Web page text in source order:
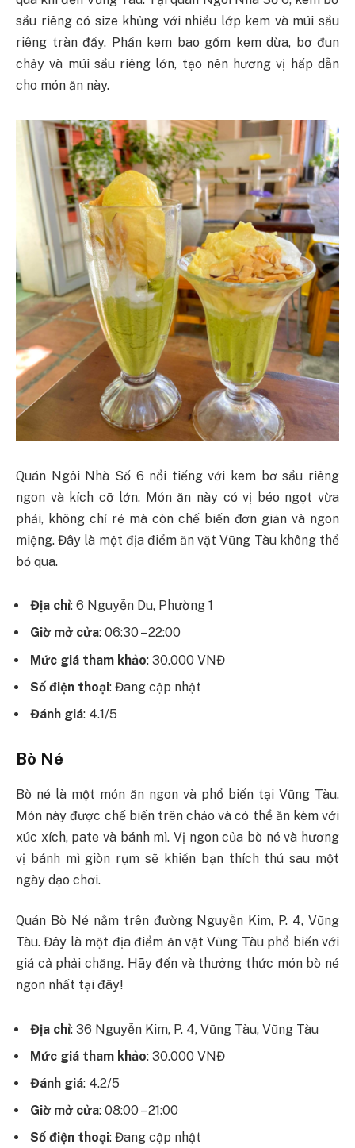
sầu riêng có size khủng với nhiều lớp kem và múi sầu
riêng tràn đầy. Phần kem bao gồm kem dừa, bơ đun
chảy và múi sầu riêng lớn, tạo nên hương vị hấp dẫn
cho món ăn này.
Quán Ngôi Nhà Số 6 nổi tiếng với kem bơ sầu riêng
ngon và kích cỡ lớn. Món ăn này có vị béo ngọt vừa
phải, không chỉ rẻ mà còn chế biến đơn giản và ngon
miệng. Đây là một địa điểm ăn vặt Vũng Tàu không thể
bỏ qua.
Địa chỉ: 6 Nguyễn Du, Phường 1
Giờ mở cửa: 06:30 – 22:00
Mức giá tham khảo: 30.000 VNĐ
Số điện thoại: Đang cập nhật
Đánh giá: 4.1/5
Bò Né
Bò né là một món ăn ngon và phổ biến tại Vũng Tàu.
Món này được chế biến trên chảo và có thể ăn kèm với
xúc xích, pate và bánh mì. Vị ngon của bò né và hương
vị bánh mì giòn rụm sẽ khiến bạn thích thú sau một
ngày dạo chơi.
Quán Bò Né nằm trên đường Nguyễn Kim, P. 4, Vũng
Tàu. Đây là một địa điểm ăn vặt Vũng Tàu phổ biến với
giá cả phải chăng. Hãy đến và thưởng thức món bò né
ngon nhất tại đây!
Địa chỉ: 36 Nguyễn Kim, P. 4, Vũng Tàu, Vũng Tàu
Mức giá tham khảo: 30.000 VNĐ
Đánh giá: 4.2/5
Giờ mở cửa: 08:00 – 21:00
Số điện thoại: Đang cập nhật